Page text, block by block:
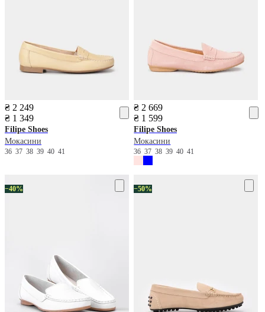
₴ 2 249
₴ 1 349
Filipe Shoes
Мокасини
36 37 38 39 40 41
₴ 2 669
₴ 1 599
Filipe Shoes
Мокасини
363738394041
−40% −50%